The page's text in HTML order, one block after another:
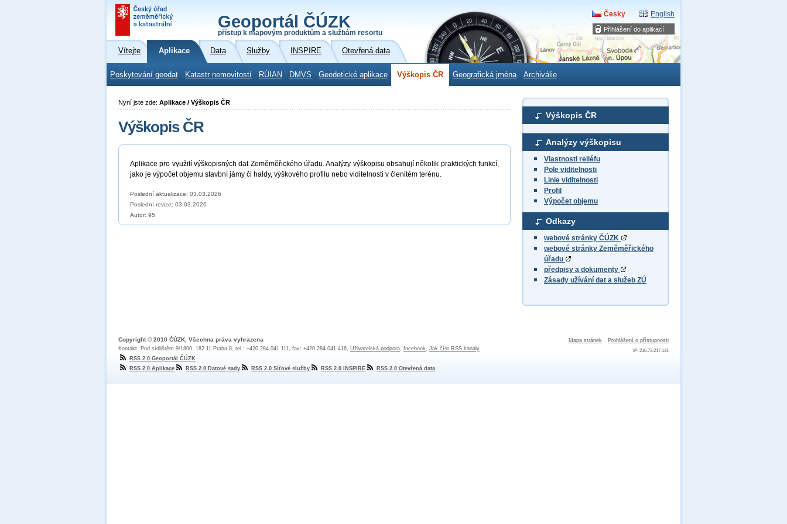
Přihlášení do aplikací
Geoportál ČÚZK
přístup k mapovým produktům a službám resortu
Česky English
Vítejte Aplikace Data Služby INSPIRE Otevřená data
Poskytování geodat Katastr nemovitostí RÚIAN DMVS Geodetické aplikace Výškopis ČR Geografická jména Archiválie
Výškopis ČR
Analýzy výškopisu
Vlastnosti reliéfu
Pole viditelnosti
Linie viditelnosti
Profil
Výpočet objemu
Odkazy
webové stránky ČÚZK
webové stránky Zeměměřického
úřadu
předpisy a dokumenty
Zásady užívání dat a služeb ZÚ
Nyní jste zde: Aplikace / Výškopis ČR
Výškopis ČR
Aplikace pro využití výškopisných dat Zeměměřického úřadu. Analýzy výškopisu obsahují několik praktických funkcí,
jako je výpočet objemu stavbní jámy či haldy, výškového profilu nebo viditelnosti v členitém terénu.
Poslední aktualizace: 03.03.2026
Poslední revize: 03.03.2026
Autor: 95
Mapa stránek Prohlášení o přístupnosti
IP: 216.73.217.131
Copyright © 2010 ČÚZK, Všechna práva vyhrazena
Kontakt: Pod sídlištěm 9/1800, 182 11 Praha 8, tel.: +420 284 041 111, fax: +420 284 041 416, Uživatelská podpora, facebook, Jak číst RSS kanály
RSS 2.0 Geoportál ČÚZK
RSS 2.0 Aplikace
RSS 2.0 Datové sady RSS 2.0 Síťové služby RSS 2.0 INSPIRE RSS 2.0 Otevřená data